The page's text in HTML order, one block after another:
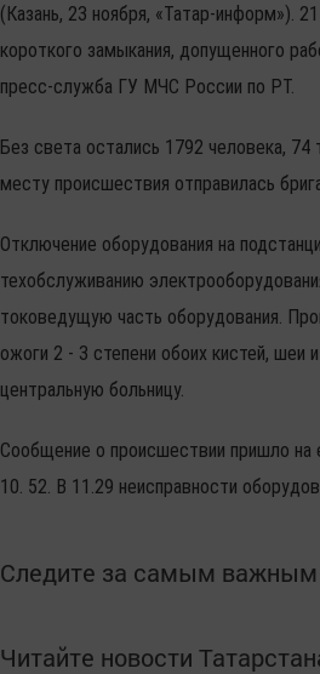
(Казань, 23 ноября, «Татар-информ»).
короткого замыкания, допущенного
пресс-служба ГУ МЧС России по РТ.
Без света остались 1792 человека,
месту происшествия отправилась
Отключение оборудования на
техобслуживанию
токоведущую часть оборудования.
ожоги 2 - 3 степени обоих кистей,
центральную больницу.
Сообщение о происшествии пришло
10. 52. В 11.29 неисправности
Следите за самым
Читайте новости